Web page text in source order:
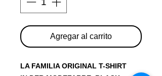
Agregar al carrito
LA FAMILIA ORIGINAL T-SHIRT